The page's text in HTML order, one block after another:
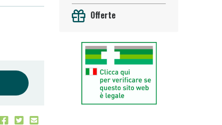
Offerte